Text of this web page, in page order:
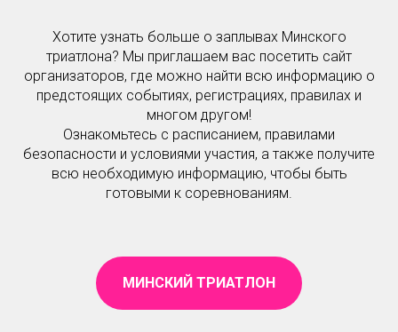
Хотите узнать больше о заплывах Минского
триатлона? Мы приглашаем вас посетить сайт
организаторов, где можно найти всю информацию о
предстоящих событиях, регистрациях, правилах и
многом другом!
Ознакомьтесь с расписанием, правилами
безопасности и условиями участия, а также получите
всю необходимую информацию, чтобы быть
готовыми к соревнованиям.
МИНСКИЙ ТРИАТЛОН